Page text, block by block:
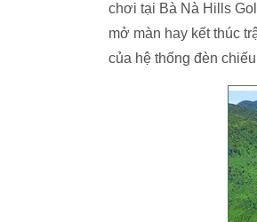
chơi tại Bà Nà Hills
mở màn hay kết thúc
của hệ thống đèn